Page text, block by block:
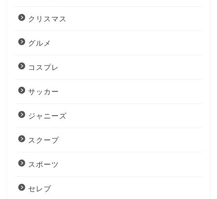
クリスマス
グルメ
コスプレ
サッカー
ジャニーズ
スクープ
スポーツ
セレブ